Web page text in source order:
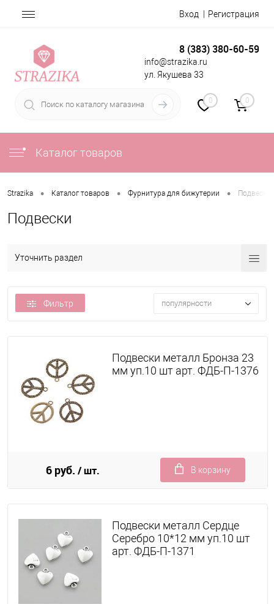
Вход Регистрация
8 (383) 380-60-59
info@strazika.ru
ул. Якушева 33
0 0
Каталог товаров
Strazika • Каталог товаров • Фурнитура для бижутерии • Подвески
Подвески
Уточнить раздел
Фильтр популярности
Подвески металл Бронза 23
мм уп.10 шт арт. ФДБ-П-1376
6 руб. / шт. В корзину
Подвески металл Сердце
Серебро 10*12 мм уп.10 шт
арт. ФДБ-П-1371